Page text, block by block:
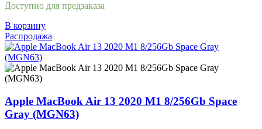
Доступно для предзаказа
В корзину
Распродажа
Apple MacBook Air 13 2020 M1 8/256Gb Space
Gray (MGN63)